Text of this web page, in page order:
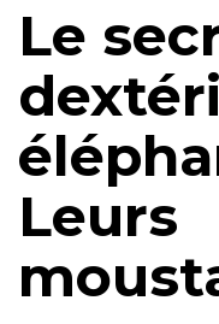
Le
Leurs